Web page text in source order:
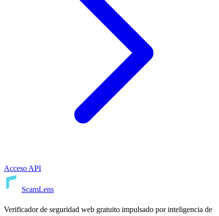
Acceso API
ScamLens
Verificador de seguridad web gratuito impulsado por inteligencia de